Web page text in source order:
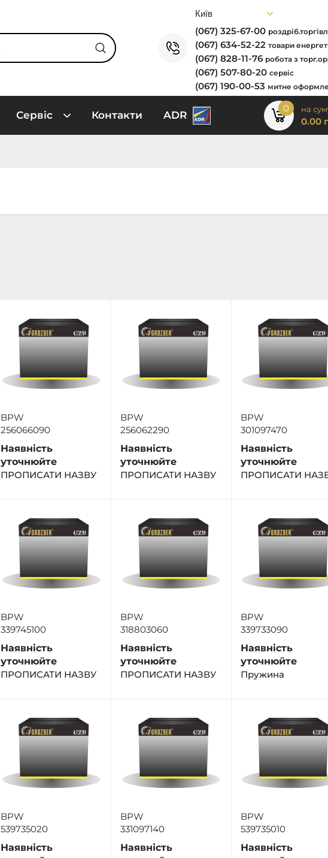
(067) 325-67-00
(067) 634-52-22 товари
(067) 828-11-76 робота з
(067) 507-80-20 сервіс
(067) 190-00-53 митне
Сервіс Контакти ADR
0 на
0.00
BPW
256066090
Наявність
уточнюйте
ПРОПИСАТИ НАЗВУ
BPW
256062290
Наявність
уточнюйте
ПРОПИСАТИ НАЗВУ
BPW
301097470
Наявність
уточнюйте
ПРОПИСАТИ
BPW
339745100
Наявність
уточнюйте
ПРОПИСАТИ НАЗВУ
BPW
318803060
Наявність
уточнюйте
ПРОПИСАТИ НАЗВУ
BPW
339733090
Наявність
уточнюйте
Пружина
BPW
539735020
Наявність
BPW
331097140
Наявність
BPW
539735010
Наявність